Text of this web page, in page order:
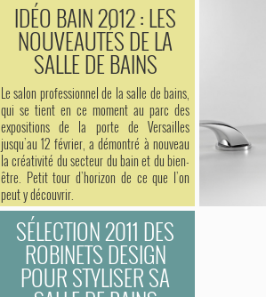
IDÉO BAIN 2012 : LES
NOUVEAUTÉS DE LA
SALLE DE BAINS
Le salon professionnel de la salle de bains,
qui se tient en ce moment au parc des
expositions de la porte de Versailles
jusqu’au 12 février, a démontré à nouveau
la créativité du secteur du bain et du bien-
être. Petit tour d’horizon de ce que l’on
peut y découvrir.
SÉLECTION 2011 DES
ROBINETS DESIGN
POUR STYLISER SA